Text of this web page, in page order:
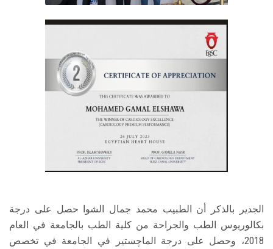
الجدير بالذكر أن الطبيب محمد جمال الشوا حصل على درجة
بكالوريوس الطب والجراحة من كلية الطب بالجامعة في العام
2018، وحصل على درجة الماچستير في الجامعة في تخصص